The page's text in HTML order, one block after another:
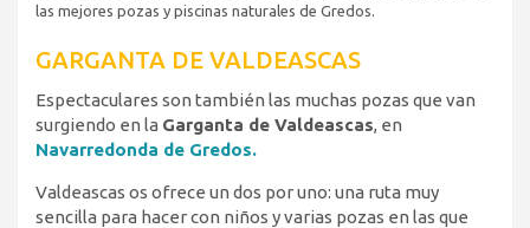
las mejores pozas y piscinas naturales de Gredos.
GARGANTA DE VALDEASCAS
Espectaculares son también las muchas pozas que van
surgiendo en la Garganta de Valdeascas, en
Navarredonda de Gredos.
Valdeascas os ofrece un dos por uno: una ruta muy
sencilla para hacer con niños y varias pozas en las que